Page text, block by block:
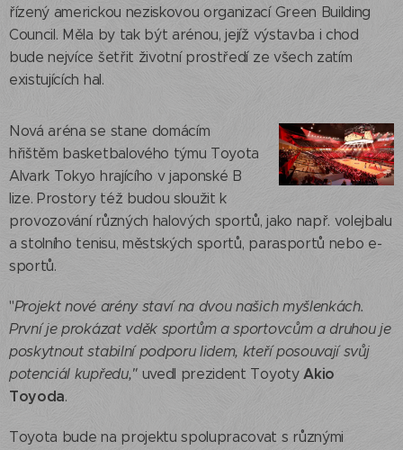
řízený americkou neziskovou organizací Green Building
Council. Měla by tak být arénou, jejíž výstavba i chod
bude nejvíce šetřit životní prostředí ze všech zatím
existujících hal.
Nová aréna se stane domácím
hřištěm basketbalového týmu Toyota
Alvark Tokyo hrajícího v japonské B
lize. Prostory též budou sloužit k
provozování různých halových sportů, jako např. volejbalu
a stolního tenisu, městských sportů, parasportů nebo e-
sportů.
"Projekt nové arény staví na dvou našich myšlenkách.
První je prokázat vděk sportům a sportovcům a druhou je
poskytnout stabilní podporu lidem, kteří posouvají svůj
potenciál kupředu,"uvedl prezident ToyotyAkio
Toyoda.
Toyota bude na projektu spolupracovat s různými